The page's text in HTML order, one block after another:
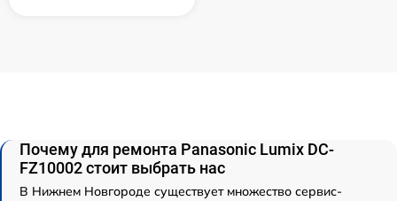
Почему для ремонта Panasonic Lumix DC-
FZ10002 стоит выбрать нас
В Нижнем Новгороде существует множество сервис-